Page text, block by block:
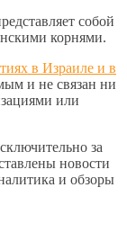
собой
корнями.
в Израиле и в
и не связан ни
или
за
новости
и обзоры